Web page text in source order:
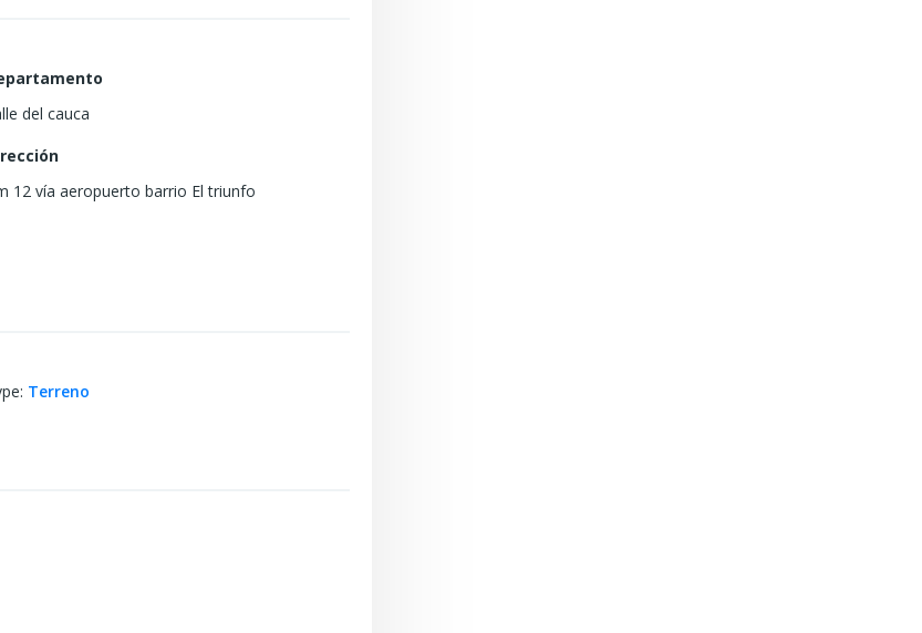
del cauca
12 vía aeropuerto barrio El triunfo
: Terreno